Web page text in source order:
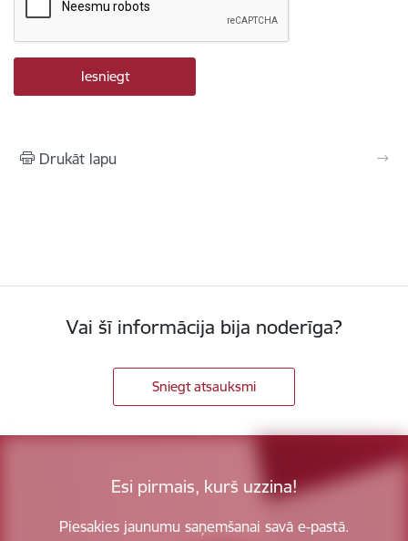
Drukāt lapu
Vai šī informācija bija noderīga?
Sniegt atsauksmi
Esi pirmais, kurš uzzina!
Piesakies jaunumu saņemšanai savā e-pastā.